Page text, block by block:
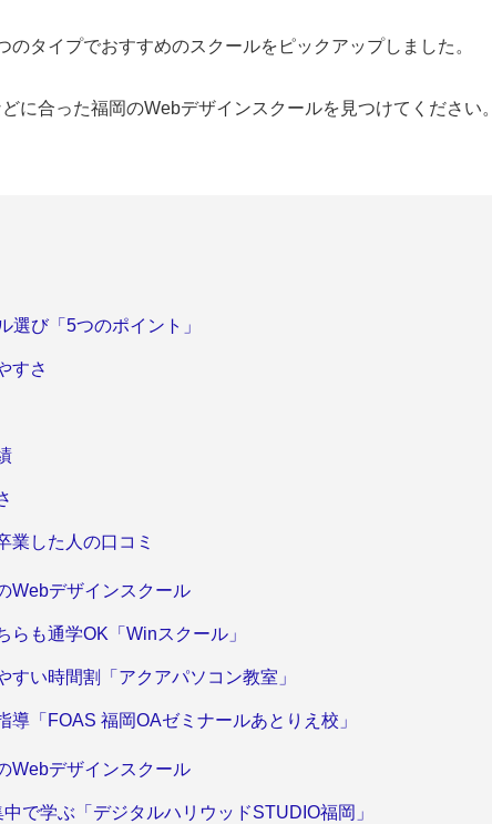
タイプでおすすめのスクールをピックアップしました。
に合った福岡のWebデザインスクールを見つけてください。
選び「5つのポイント」
すさ
業した人の口コミ
Webデザインスクール
らも通学OK「Winスクール」
すい時間割「アクアパソコン教室」
導「FOAS 福岡OAゼミナールあとりえ校」
Webデザインスクール
で学ぶ「デジタルハリウッドSTUDIO福岡」